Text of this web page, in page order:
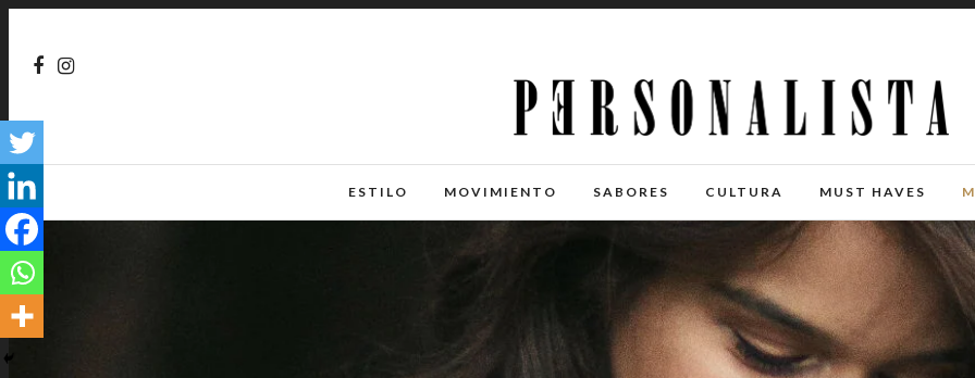
ESTILO MOVIMIENTO SABORES CULTURA MUST HAVES